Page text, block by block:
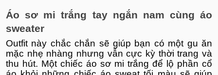
Áo sơ mi trắng tay ngắn nam cùng áo
sweater
Outfit này chắc chắn sẽ giúp bạn có một gu ăn
mặc nhẹ nhàng nhưng vẫn cực kỳ thời trang và
thu hút. Một chiếc áo sơ mi trắng để lộ phần cổ